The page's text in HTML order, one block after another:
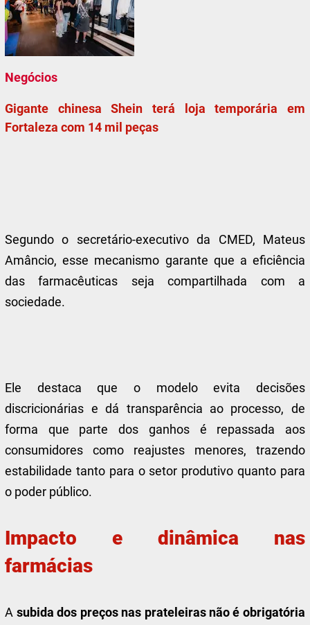
Negócios
Gigante chinesa Shein terá loja temporária em
Fortaleza com 14 mil peças
Segundo o secretário-executivo da CMED, Mateus
Amâncio, esse mecanismo garante que a eficiência
das farmacêuticas seja compartilhada com a
sociedade.
Ele destaca que o modelo evita decisões
discricionárias e dá transparência ao processo, de
forma que parte dos ganhos é repassada aos
consumidores como reajustes menores, trazendo
estabilidade tanto para o setor produtivo quanto para
o poder público.
Impacto e dinâmica nas
farmácias
A subida dos preços nas prateleiras não é obrigatória